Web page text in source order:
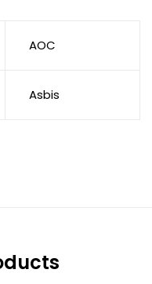
AOC
Asbis